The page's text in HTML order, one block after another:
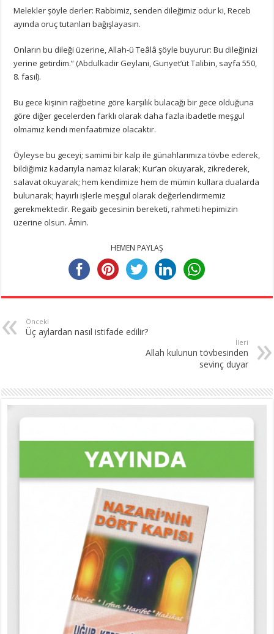
Melekler şöyle derler: Rabbimiz, senden dileğimiz odur ki, Receb
ayında oruç tutanları bağışlayasın.
Onların bu dileği üzerine, Allah-ü Teâlâ şöyle buyurur: Bu dileğinizi
yerine getirdim.” (Abdulkadir Geylani, Gunyet’üt Talibin, sayfa 550,
8. fasıl).
Bu gece kişinin rağbetine göre karşılık bulacağı bir gece olduğuna
göre diğer gecelerden farklı olarak daha fazla ibadetle meşgul
olmamız kendi menfaatimize olacaktır.
Öyleyse bu geceyi; samimi bir kalp ile günahlarımıza tövbe ederek,
bildiğimiz kadarıyla namaz kılarak; Kur’an okuyarak, zikrederek,
salavat okuyarak; hem kendimize hem de mümin kullara dualarda
bulunarak; hayırlı işlerle meşgul olarak değerlendirmemiz
gerekmektedir. Regaib gecesinin bereketi, rahmeti hepimizin
üzerine olsun. Âmin.
HEMEN PAYLAŞ
Önceki
Üç aylardan nasıl istifade edilir?
İleri
Allah kulunun tövbesinden
sevinç duyar